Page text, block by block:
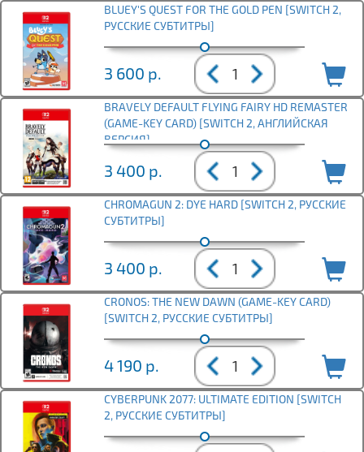
BLUEY'S QUEST FOR THE GOLD PEN [SWITCH 2,
РУССКИЕ СУБТИТРЫ]
3 600 р.
BRAVELY DEFAULT FLYING FAIRY HD REMASTER
(GAME-KEY CARD) [SWITCH 2, АНГЛИЙСКАЯ
ВЕРСИЯ]
3 400 р.
CHROMAGUN 2: DYE HARD [SWITCH 2, РУССКИЕ
СУБТИТРЫ]
3 400 р.
CRONOS: THE NEW DAWN (GAME-KEY CARD)
[SWITCH 2, РУССКИЕ СУБТИТРЫ]
4 190 р.
CYBERPUNK 2077: ULTIMATE EDITION [SWITCH
2, РУССКИЕ СУБТИТРЫ]